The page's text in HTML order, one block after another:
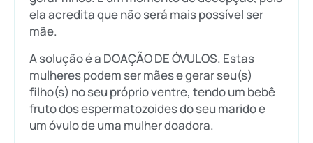
ela acredita que não será mais possível ser
mãe.
A solução é a DOAÇÃO DE ÓVULOS. Estas
mulheres podem ser mães e gerar seu(s)
filho(s) no seu próprio ventre, tendo um bebê
fruto dos espermatozoides do seu marido e
um óvulo de uma mulher doadora.